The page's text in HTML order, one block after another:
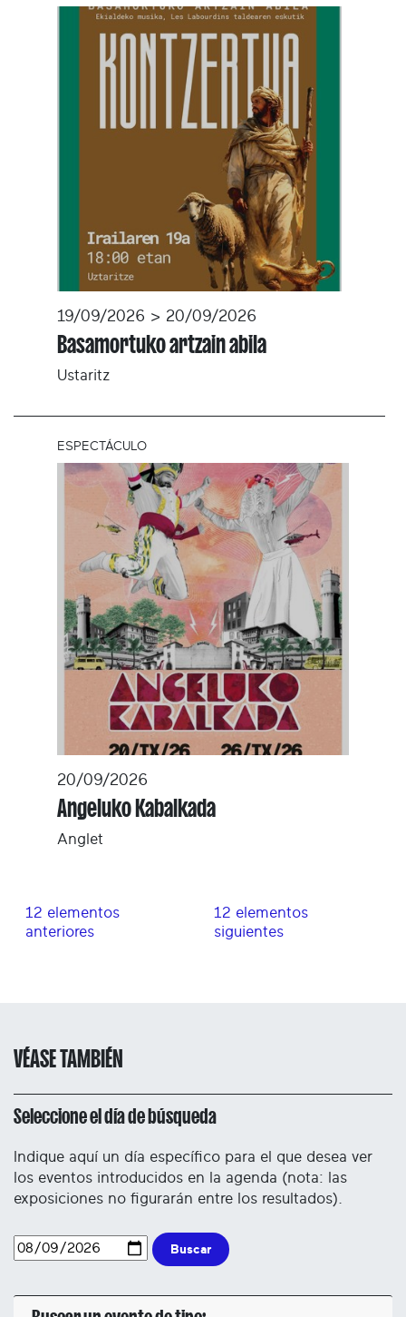
19/09/2026 > 20/09/2026
Basamortuko artzain abila
Ustaritz
ESPECTÁCULO
20/09/2026
Angeluko Kabalkada
Anglet
12 elementos
anteriores
12 elementos
siguientes
VÉASE TAMBIÉN
Seleccione el día de búsqueda
Indique aquí un día específico para el que desea ver
los eventos introducidos en la agenda (nota: las
exposiciones no figurarán entre los resultados).
Buscar